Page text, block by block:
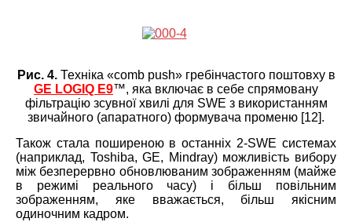
Рис. 4.Техніка «comb push» гребінчастого поштовху в
GE LOGIQ E9™, яка включає в себе спрямовану
фільтрацію зсувної хвилі для SWE з використанням
звичайного (апаратного) формувача променю [12].
Також стала поширеною в останніх 2-SWE системах
(наприклад, Toshiba, GE, Mindray) можливість вибору
між безперервно обновлюваним зображенням (майже
в режимі реального часу) і більш повільним
зображенням, яке вважається, більш якісним
одиночним кадром.